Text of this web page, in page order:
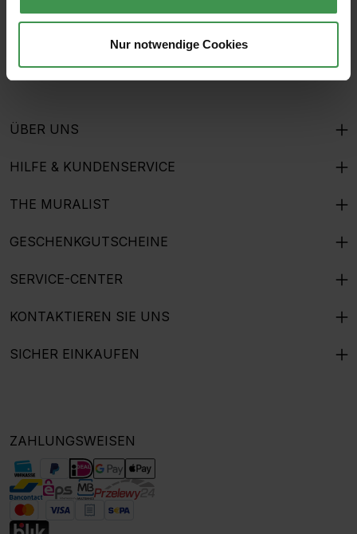
Nur notwendige Cookies
Ich habe dieDatenschutzbestimmungenzur Kenntnis
einverstanden.
ÜBER UNS
HILFE & KUNDENSERVICE
THE MURALIST
GESCHENKGUTSCHEINE
SERVICE-CENTER
KONTAKTIEREN SIE UNS
SICHER EINKAUFEN
ZAHLUNGSWEISEN